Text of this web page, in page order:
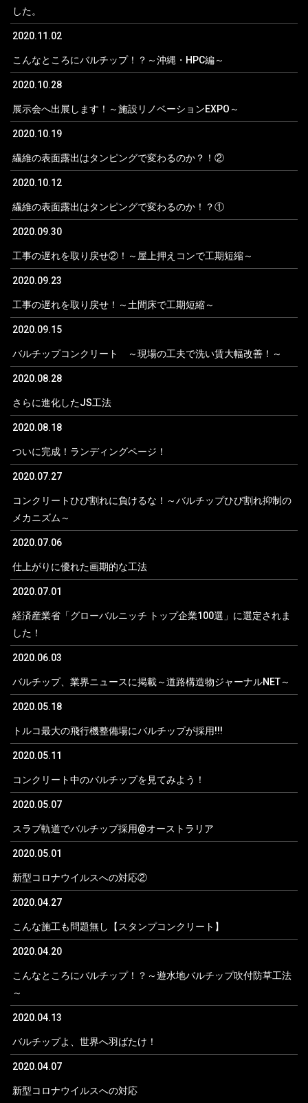
した。
2020.11.02
こんなところにバルチップ！？～沖縄・HPC編～
2020.10.28
展示会へ出展します！～施設リノベーションEXPO～
2020.10.19
繊維の表面露出はタンピングで変わるのか？！②
2020.10.12
繊維の表面露出はタンピングで変わるのか！？①
2020.09.30
工事の遅れを取り戻せ②！～屋上押えコンで工期短縮～
2020.09.23
工事の遅れを取り戻せ！～土間床で工期短縮～
2020.09.15
バルチップコンクリート ～現場の工夫で洗い賃大幅改善！～
2020.08.28
さらに進化したJS工法
2020.08.18
ついに完成！ランディングページ！
2020.07.27
コンクリートひび割れに負けるな！～バルチップひび割れ抑制の
メカニズム～
2020.07.06
仕上がりに優れた画期的な工法
2020.07.01
経済産業省「グローバルニッチ トップ企業100選」に選定されま
した！
2020.06.03
バルチップ、業界ニュースに掲載～道路構造物ジャーナルNET～
2020.05.18
トルコ最大の飛行機整備場にバルチップが採用!!!
2020.05.11
コンクリート中のバルチップを見てみよう！
2020.05.07
スラブ軌道でバルチップ採用@オーストラリア
2020.05.01
新型コロナウイルスへの対応②
2020.04.27
こんな施工も問題無し【スタンプコンクリート】
2020.04.20
こんなところにバルチップ！？～遊水地バルチップ吹付防草工法
～
2020.04.13
バルチップよ、世界へ羽ばたけ！
2020.04.07
新型コロナウイルスへの対応